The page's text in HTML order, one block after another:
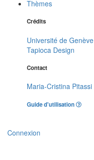
Thèmes
Crédits
Université de Genève
Tapioca Design
Contact
Maria-Cristina Pitassi
Guide d'utilisation
Connexion